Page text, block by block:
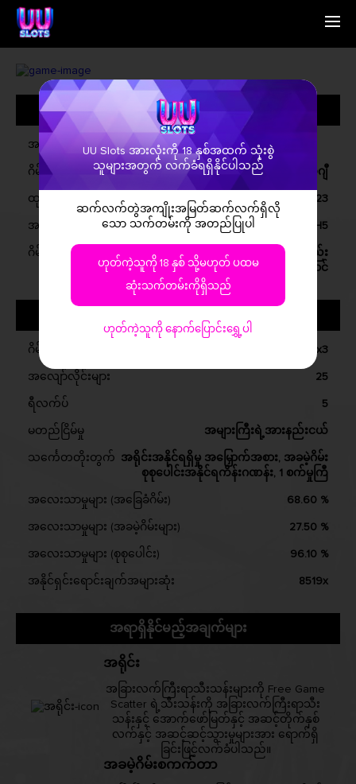
ကျွန်တော်ရှိသူမျာ
ဂိမ်းမျာ
သတင်းစာ
မြန်မာမိတ်ဆွေ
Traditional Chinese
Bangladesh
Phillipines
Hindi
Indonesia
Korean
Laos
Malay
Burmese
Nepali
Vietnam
အထွေထွေအမျိုးအစားမျာ
အမည်
ဂိမ်းအမျိုးအစား ဗီဒီယို အိုလ်ဂျီ
ထုတ်ရန် ဖေဖော်ဝါရီ, 2023
အဆက်တင်သွားပြီ ဝင်ဒို, iOS, အနိုင်ရိုက်, H5
ဂိမ်းရှင်းမှုရှိမှု
အခမဲ့ကား, ဖရင်းအချက်အလက်ပြောင်းအားနည်း
အောင်
ဂိမ်းအမျိုးအစား 5x3
အလျော်လိုင်းများ 25
ရီလက်ပ် 5
မတည်ငြိမ်မှု အများကြီးရဲ့အားနည်းငယ်
သင်္ကေတတိုးတွက်
အရိုင်းအနိုင်ရရှိမှု အမြှောက်အစား, အခမဲ့ဂိမ်း
စုစုပေါင်းအနိုင်ရကိန်းဂဏန်း, 1 စက်မှုကြီ
အလေးသာမှုများ (အခြေခံဂိမ်း) 68.60 %
အလေးသာမှုများ (အခမဲ့ဂိမ်းများ) 27.50 %
အလေးသာမှုများ (စုစုပေါင်း) 96.10 %
အနိုင်ရှင်းရောင်းချက်အများဆုံး 8519x
အရာရှိနိုင်မည့်အချက်များ
အရိုင်း
အခြားလက်ကြီးရာသီးသန်းများကို Free Game
Scatter ရဲ့သီးသန်းကို အခြားလက်ကြီးရာသီး
သန်းနှင့် အောက်ဖော်မြတ်နှင့် အဆင့်တိုက်နှစ်
လက်နှင့် အဆင့်ဆင့်သွားမှုများအား ရောက်ရှိ
ခြင်းဖြင့်လက်ခံပါသည်။
အခမဲ့ဂိမ်းစကက်တာ
UU Slots အားလုံးကို 18 နှစ်အထက် သုံးစွဲ
သူများအတွက် လက်ခံရရှိနိုင်ပါသည်
ဆက်လက်တွဲအကျိုးအမြတ်ဆက်လက်ရှိလို
သော သက်တမ်းကို အတည်ပြုပါ
ဟုတ်ကဲ့သူကို 18 နှစ် သို့မဟုတ် ပထမ
ဆုံးသက်တမ်းကိုရှိသည်
ဟုတ်ကဲ့သူကို နောက်ပြောင်းရွှေ့ပါ